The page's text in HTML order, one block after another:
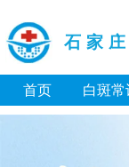
石家
首页 白斑常